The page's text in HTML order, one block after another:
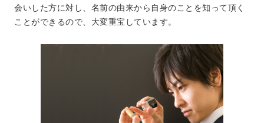
会いした方に対し、名前の由来から自身のことを知って頂く
ことができるので、大変重宝しています。